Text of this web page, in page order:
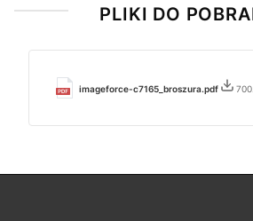
PLIKI DO
imageforce-c7165_broszura.pdf